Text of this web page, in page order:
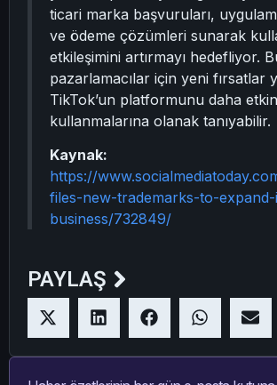
ticari marka başvuruları,
ve ödeme çözümleri sunarak
etkileşimini artırmayı hedefliyor.
pazarlamacılar için yeni fırsatlar
TikTok’un platformunu daha
kullanmalarına olanak tanıyabilir.
Kaynak:
https://
files-new-trademarks-to-
business/732849/
PAYLAŞ